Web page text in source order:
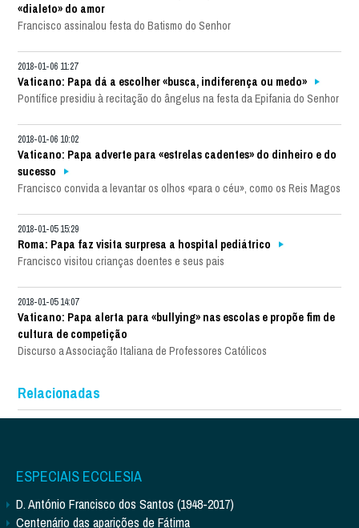
«dialeto» do amor
Francisco assinalou festa do Batismo do Senhor
2018-01-06 11:27
Vaticano: Papa dá a escolher «busca, indiferença ou medo»
Pontífice presidiu à recitação do ângelus na festa da Epifania do Senhor
2018-01-06 10:02
Vaticano: Papa adverte para «estrelas cadentes» do dinheiro e do
sucesso
Francisco convida a levantar os olhos «para o céu», como os Reis Magos
2018-01-05 15:29
Roma: Papa faz visita surpresa a hospital pediátrico
Francisco visitou crianças doentes e seus pais
2018-01-05 14:07
Vaticano: Papa alerta para «bullying» nas escolas e propõe fim de
cultura de competição
Discurso a Associação Italiana de Professores Católicos
Relacionadas
ESPECIAIS ECCLESIA
D. António Francisco dos Santos (1948-2017)
Centenário das aparições de Fátima